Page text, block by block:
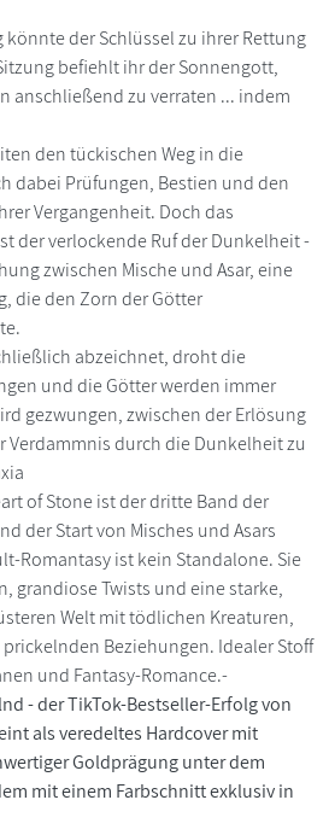
könnte der Schlüssel zu ihrer Rettung
befiehlt ihr der Sonnengott,
anschließend zu verraten ... indem
den tückischen Weg in die
dabei Prüfungen, Bestien und den
Vergangenheit. Doch das
der verlockende Ruf der Dunkelheit -
zwischen Mische und Asar, eine
die den Zorn der Götter
abzeichnet, droht die
und die Götter werden immer
gezwungen, zwischen der Erlösung
Verdammnis durch die Dunkelheit zu
of Stone ist der dritte Band der
der Start von Misches und Asars
Romantasy ist kein Standalone. Sie
grandiose Twists und eine starke,
Welt mit tödlichen Kreaturen,
Beziehungen. Idealer Stoff
und Fantasy-Romance.-
- der TikTok-Bestseller-Erfolg von
als veredeltes Hardcover mit
Goldprägung unter dem
mit einem Farbschnitt exklusiv in